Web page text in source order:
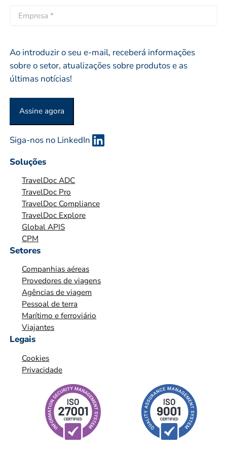
ó
p
i
o
o
i
lM
R
E
S
R
G
Ã
Ao introduzir o seu e-mail, receberá informações
sobre o setor, atualizações sobre produtos e as
últimas notícias!
Assine agora
Siga-nos no LinkedIn
Soluções
TravelDoc ADC
TravelDoc Pro
TravelDoc Compliance
TravelDoc Explore
Global APIS
CPM
Setores
Companhias aéreas
Provedores de viagens
Agências de viagem
Pessoal de terra
Marítimo e ferroviário
Viajantes
Legais
Cookies
Privacidade